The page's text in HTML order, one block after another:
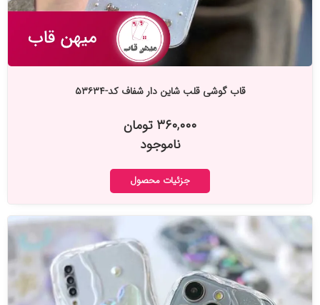
قاب گوشی قلب شاین دار شفاف کد-۵۳۶۳۴
۳۶۰,۰۰۰ تومان
ناموجود
جزئیات محصول